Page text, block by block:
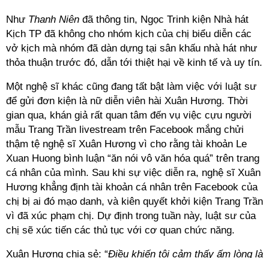
Như Thanh Niên đã thông tin, Ngọc Trinh kiện Nhà hát
Kịch TP đã không cho nhóm kịch của chị biểu diễn các
vở kịch mà nhóm đã dàn dựng tại sân khấu nhà hát như
thỏa thuận trước đó, dẫn tới thiệt hại về kinh tế và uy tín.
Một nghệ sĩ khác cũng đang tất bật làm việc với luật sư
để gửi đơn kiện là nữ diễn viên hài Xuân Hương. Thời
gian qua, khán giả rất quan tâm đến vụ việc cựu người
mẫu Trang Trần livestream trên Facebook mắng chửi
thậm tệ nghệ sĩ Xuân Hương vì cho rằng tài khoản Le
Xuan Huong bình luận “ăn nói vô văn hóa quá” trên trang
cá nhân của mình. Sau khi sự việc diễn ra, nghệ sĩ Xuân
Hương khẳng định tài khoản cá nhân trên Facebook của
chị bị ai đó mạo danh, và kiên quyết khởi kiện Trang Trần
vì đã xúc phạm chị. Dự định trong tuần này, luật sư của
chị sẽ xúc tiến các thủ tục với cơ quan chức năng.
Xuân Hương chia sẻ: “Điều khiến tôi cảm thấy ấm lòng là